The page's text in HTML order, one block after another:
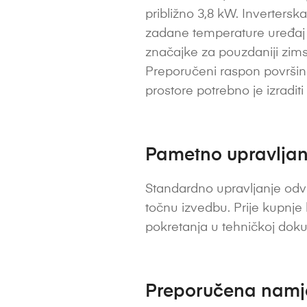
približno 3,8 kW.
zadane temperature
značajke za pouzdaniji
Preporučeni raspon
prostore potrebno je
Pametno
Standardno upravljanje
točnu izvedbu. Prije
pokretanja u tehničkoj
Preporučena